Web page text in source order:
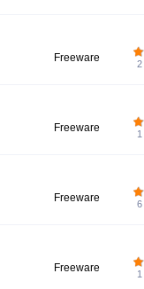
Freeware 2
Freeware 1
Freeware 6
Freeware 1